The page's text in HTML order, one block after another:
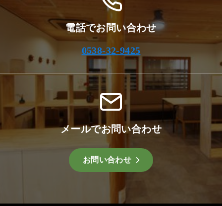
電話でお問い合わせ
0538-32-9425
メールでお問い合わせ
お問い合わせ